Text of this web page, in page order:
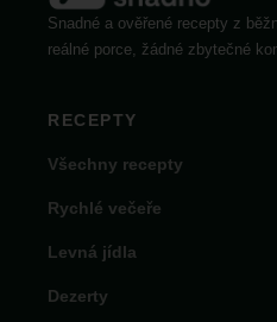
Snadné a ověřené recepty z
reálné porce, žádné zbytečné
RECEPTY
Všechny recepty
Rychlé večeře
Levná jídla
Dezerty